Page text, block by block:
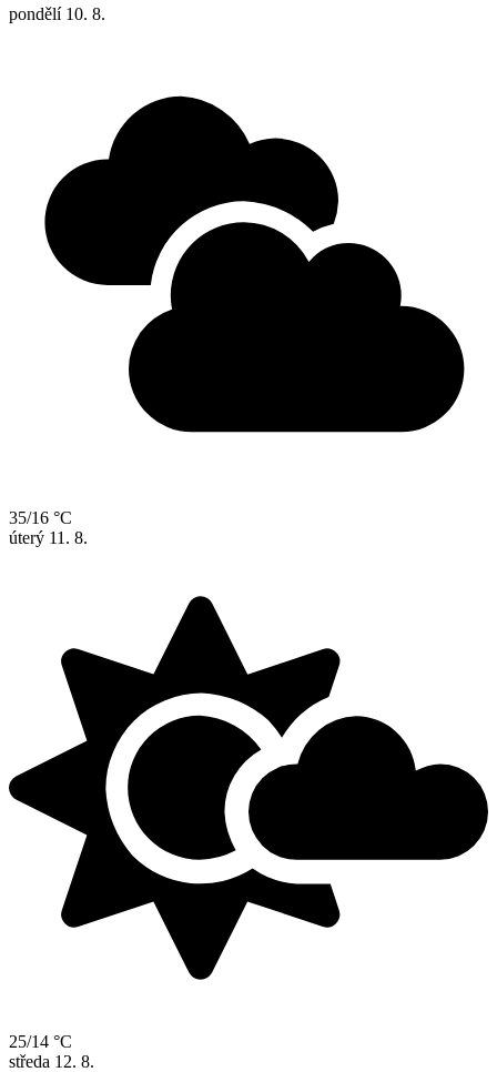
pondělí 10. 8.
35/16 °C
úterý 11. 8.
25/14 °C
středa 12. 8.